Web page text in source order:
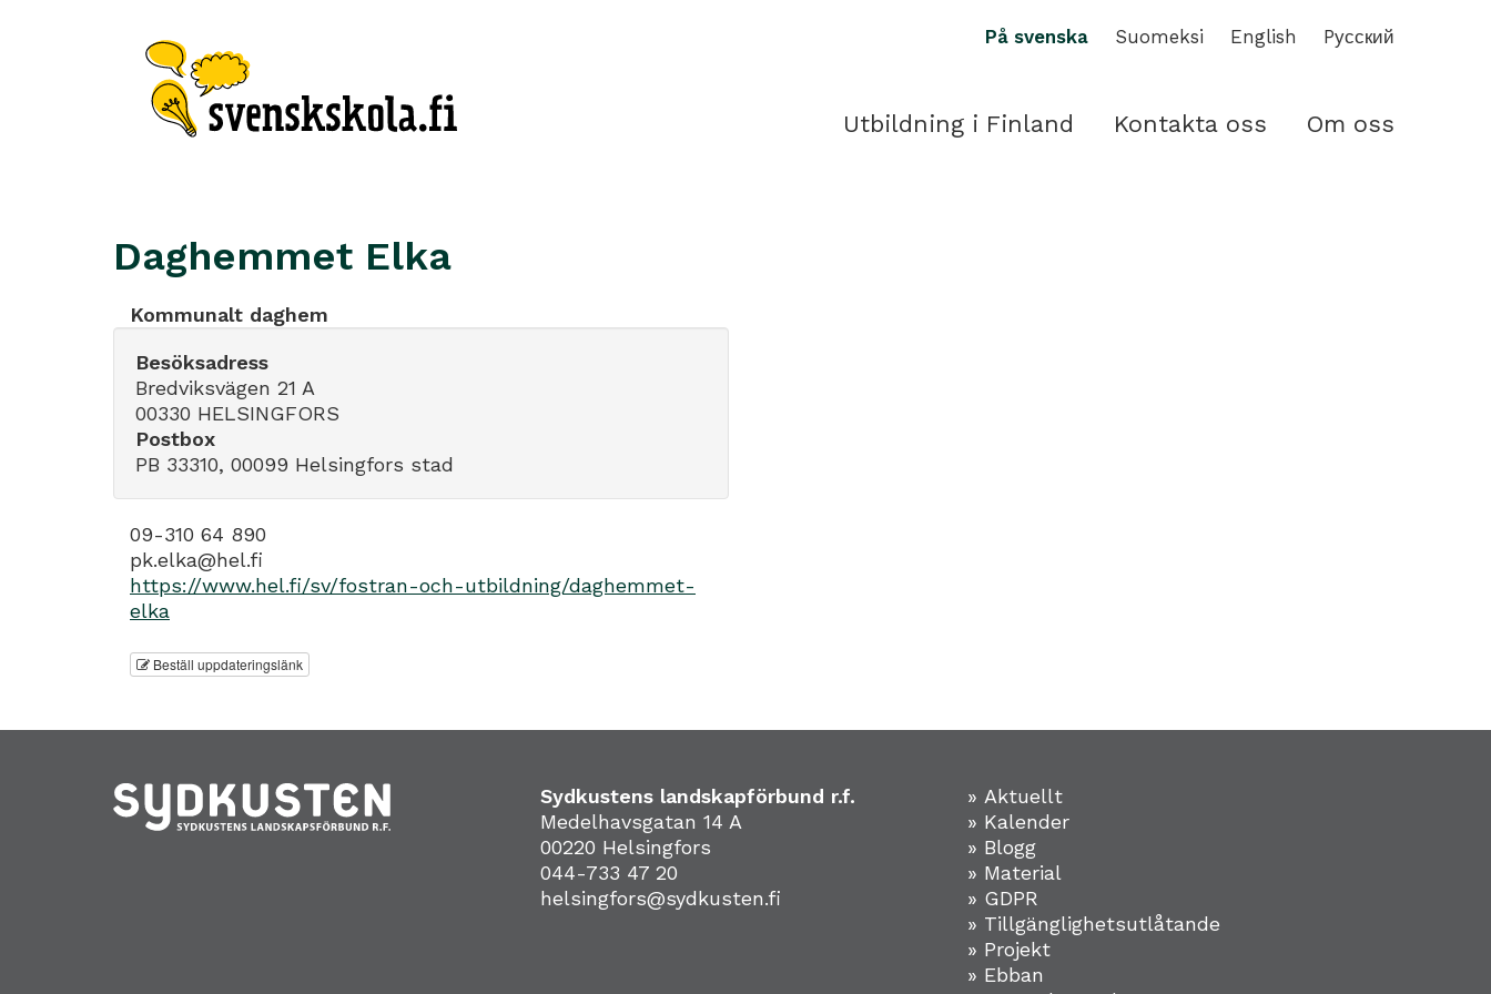
På svenska Suomeksi English Pусский
Utbildning i Finland Kontakta oss Om oss
Daghemmet Elka
Kommunalt daghem
Besöksadress
Bredviksvägen 21 A
00330 HELSINGFORS
Postbox
PB 33310, 00099 Helsingfors stad
09-310 64 890
pk.elka@hel.fi
https://www.hel.fi/sv/fostran-och-utbildning/daghemmet-
elka
Beställ uppdateringslänk
Sydkustens landskapförbund r.f.
Medelhavsgatan 14 A
00220 Helsingfors
044-733 47 20
helsingfors@sydkusten.fi
» Aktuellt
» Kalender
» Blogg
» Material
» GDPR
» Tillgänglighetsutlåtande
» Projekt
» Ebban